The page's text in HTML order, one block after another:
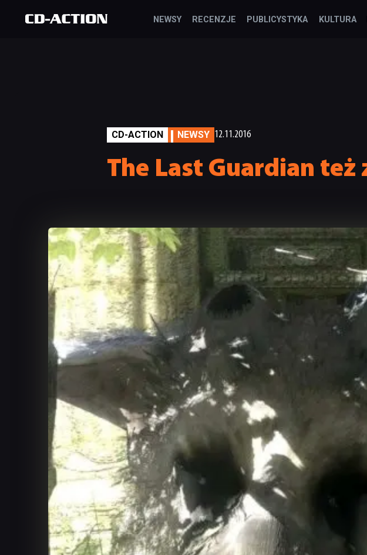
NEWSY RECENZJE PUBLICYSTYKA KULTURA
CD-ACTION NEWSY 12.11.2016
The Last Guardian